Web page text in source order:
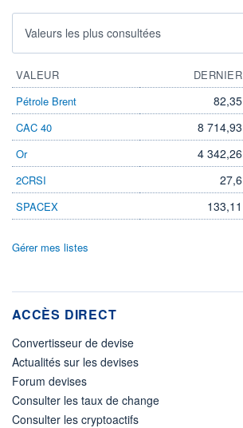
Valeurs les plus consultées
VALEUR DERNIER
Pétrole Brent
82,35
CAC 40 8 714,93
Or 4 342,26
2CRSI 27,6
SPACEX 133,11
Gérer mes listes
ACCÈS DIRECT
Convertisseur de devise
Actualités sur les devises
Forum devises
Consulter les taux de change
Consulter les cryptoactifs